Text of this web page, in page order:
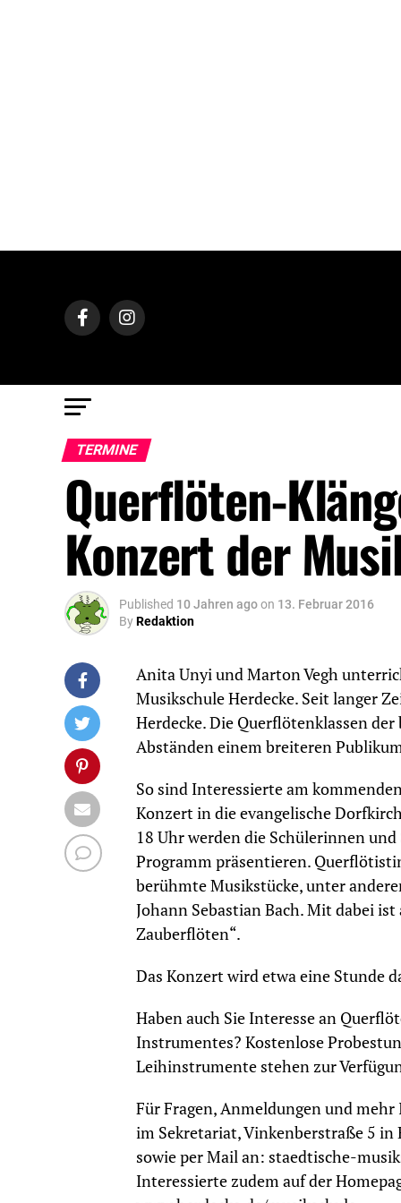
TERMINE
Querflöten-
Konzert der
Published 10 Jahren agoon 13. Februar 2016
ByRedaktion
Anita Unyi und Marton Vegh
Musikschule Herdecke. Seit langer
Herdecke. Die Querflötenklassen
Abständen einem breiteren
So sind Interessierte am
Konzert in die evangelische
18 Uhr werden die Schülerinnen
Programm präsentieren.
berühmte Musikstücke, unter
Johann Sebastian Bach. Mit dabei
Zauberflöten“.
Das Konzert wird etwa eine Stunde
Haben auch Sie Interesse an
Instrumentes? Kostenlose
Leihinstrumente stehen zur
Für Fragen, Anmeldungen und
im Sekretariat, Vinkenberstraße 5 in
sowie per Mail an: staedtische-
Interessierte zudem auf der